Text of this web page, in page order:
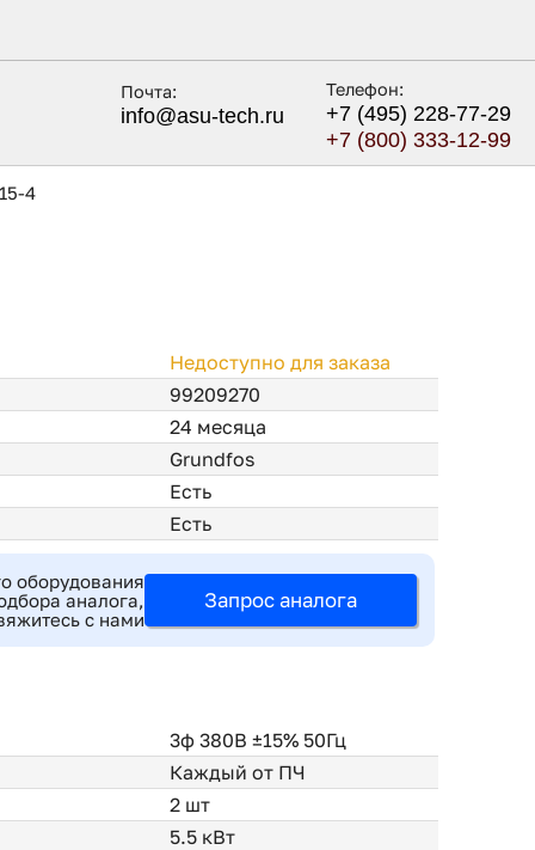
Почта:
info@asu-tech.ru
Телефон:
+7 (495) 228-77-29
+7 (800) 333-12-99
4
Недоступно для заказа
99209270
24 месяца
Grundfos
Есть
Есть
оборудования
аналога,
с нами
Запрос аналога
3ф 380В ±15% 50Гц
Каждый от ПЧ
2 шт
5.5 кВт